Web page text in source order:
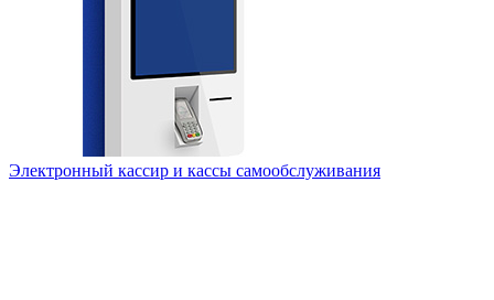
Электронный кассир и кассы самообслуживания